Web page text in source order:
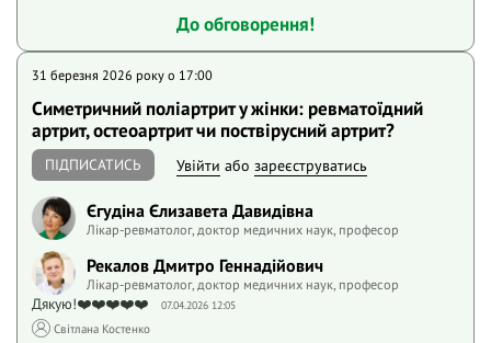
До обговорення!
31 березня 2026 року o 17:00
Симетричний поліартрит у жінки: ревматоїдний
артрит, остеоартрит чи поствірусний артрит?
ПІДПИСАТИСЬ Увійти або зареєструватись
Єгудіна Єлизавета Давидівна
Лікар-ревматолог, доктор медичних наук, професор
Рекалов Дмитро Геннадійович
Лікар-ревматолог, доктор медичних наук, професор
Дякую!❤️❤️❤️❤️❤️ 07.04.2026 12:05
Світлана Костенко